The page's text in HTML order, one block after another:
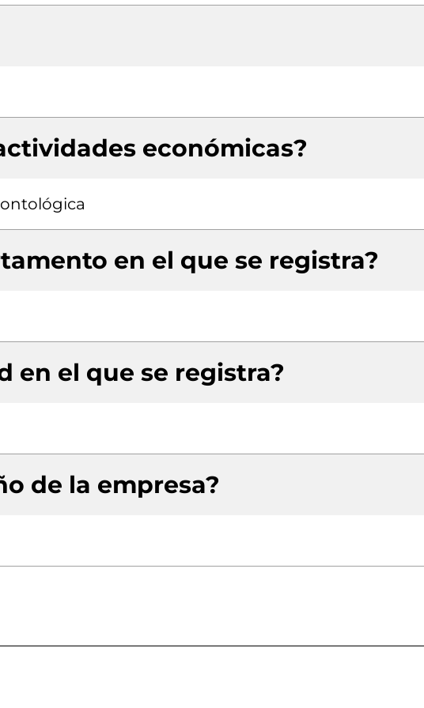
económicas?
en el que se registra?
en el que se registra?
de la empresa?